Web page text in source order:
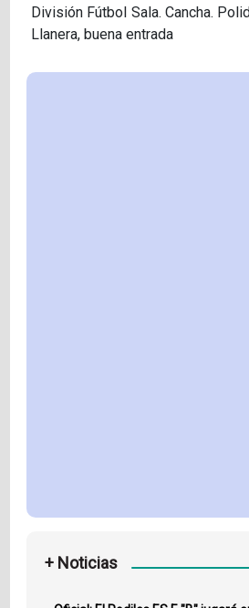
División Fútbol Sala. Cancha.
Llanera, buena entrada
+ Noticias